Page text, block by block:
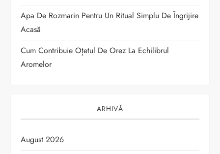
o
l
e
Apa De Rozmarin Pentru Un Ritual Simplu De Îngrijire
Acasă
Cum Contribuie Oțetul De Orez La Echilibrul
Aromelor
ARHIVĂ
August 2026